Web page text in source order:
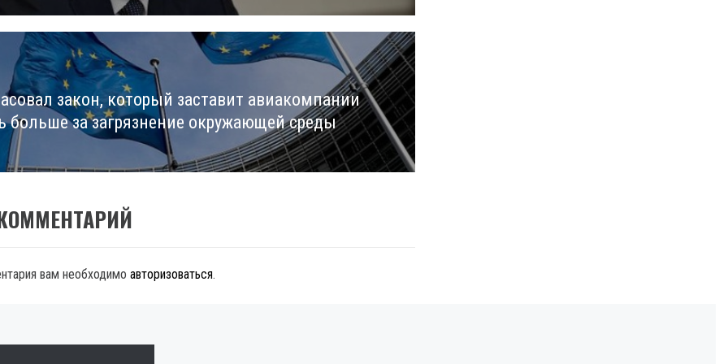
закон, который заставит авиакомпании
больше за загрязнение окружающей среды
вам необходимо авторизоваться.